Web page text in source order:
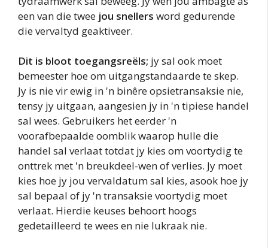
een van die twee jou snellers word gedurende
die vervaltyd geaktiveer.
Dit is bloot toegangsreëls; jy sal ook moet
bemeester hoe om uitgangstandaarde te skep.
Jy is nie vir ewig in 'n binêre opsietransaksie nie,
tensy jy uitgaan, aangesien jy in 'n tipiese handel
sal wees. Gebruikers het eerder 'n
voorafbepaalde oomblik waarop hulle die
handel sal verlaat totdat jy kies om voortydig te
onttrek met 'n breukdeel-wen of verlies. Jy moet
kies hoe jy jou vervaldatum sal kies, asook hoe jy
sal bepaal of jy 'n transaksie voortydig moet
verlaat. Hierdie keuses behoort hoogs
gedetailleerd te wees en nie lukraak nie.